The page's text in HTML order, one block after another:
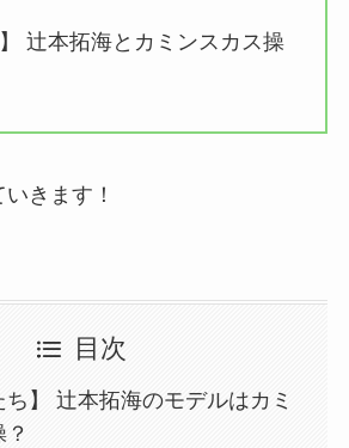
】 辻本拓海とカミンスカス操
きます！
目次
ち】 辻本拓海のモデルはカミ